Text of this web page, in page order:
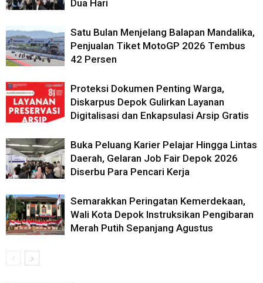
Dua Hari
Satu Bulan Menjelang Balapan Mandalika,
Penjualan Tiket MotoGP 2026 Tembus
42 Persen
Proteksi Dokumen Penting Warga,
Diskarpus Depok Gulirkan Layanan
Digitalisasi dan Enkapsulasi Arsip Gratis
Buka Peluang Karier Pelajar Hingga Lintas
Daerah, Gelaran Job Fair Depok 2026
Diserbu Para Pencari Kerja
Semarakkan Peringatan Kemerdekaan,
Wali Kota Depok Instruksikan Pengibaran
Merah Putih Sepanjang Agustus